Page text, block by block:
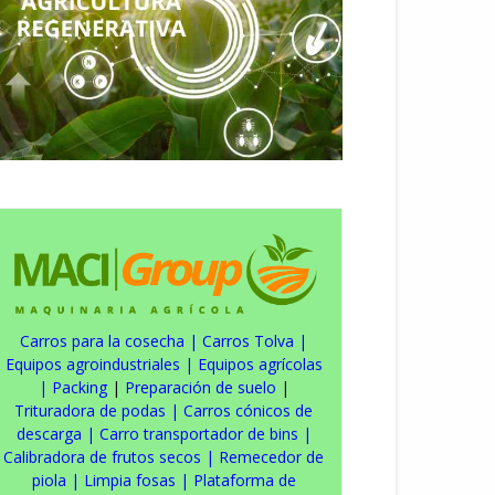
Carros para la cosecha | Carros Tolva |
Equipos agroindustriales | Equipos agrícolas
| Packing| Preparación de suelo |
Trituradora de podas | Carros cónicos de
descarga | Carro transportador de bins |
Calibradora de frutos secos | Remecedor de
piola | Limpia fosas | Plataforma de